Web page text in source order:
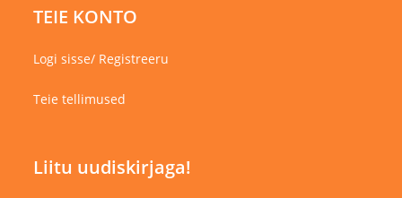
TEIE KONTO
Logi sisse/ Registreeru
Teie tellimused
Liitu uudiskirjaga!